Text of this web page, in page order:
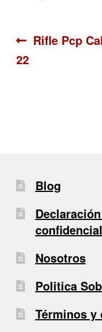
de
Anterior:
Rifle Pcp
22
Blog
Nosotros
Politica
Términos y